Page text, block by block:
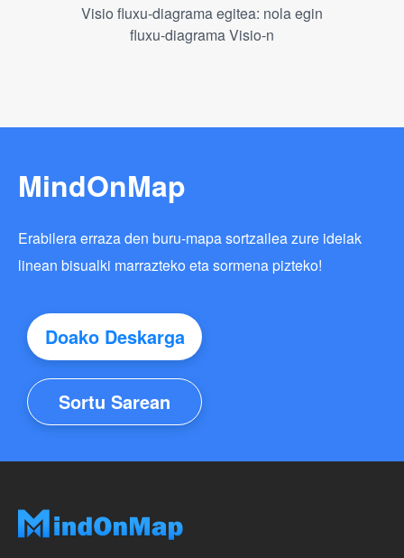
Visio fluxu-diagrama egitea: nola egin
fluxu-diagrama Visio-n
MindOnMap
Erabilera erraza den buru-mapa sortzailea zure ideiak
linean bisualki marrazteko eta sormena pizteko!
Doako Deskarga
Sortu Sarean